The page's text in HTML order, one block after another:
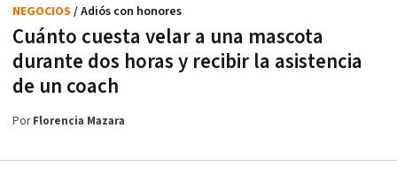
Cuánto cuesta velar a una mascota
durante dos horas y recibir la asistencia
de un coach
NEGOCIOS / Adiós con honores
PorFlorencia Mazara